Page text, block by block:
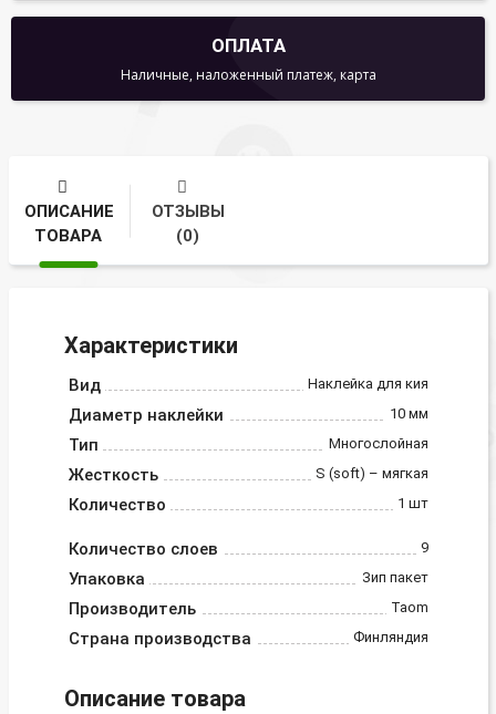
ОПЛАТА
Наличные, наложенный платеж, карта
ОПИСАНИЕ
ТОВАРА
ОТЗЫВЫ
(0)
Характеристики
Вид Наклейка для кия
Диаметр наклейки 10 мм
Тип Многослойная
Жесткость S (soft) – мягкая
Количество 1 шт
Количество слоев 9
Упаковка Зип пакет
Производитель Taom
Страна производства Финляндия
Описание товара